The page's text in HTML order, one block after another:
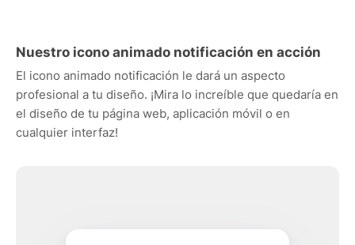
Nuestro icono animado notificación en acción
El icono animado notificación le dará un aspecto
profesional a tu diseño. ¡Mira lo increíble que quedaría en
el diseño de tu página web, aplicación móvil o en
cualquier interfaz!